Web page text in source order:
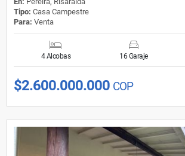
Tipo: Casa Campestre
Para: Venta
4 Alcobas 16 Garaje
$2.600.000.000 COP